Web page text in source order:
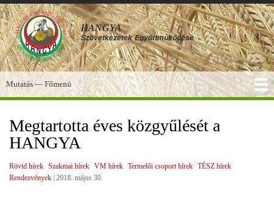
Ugrás
a
tartalomra
HANGYA
Szövetkezetek Együttműködése
Főmenü
Mutatás — Főmenü
Megtartotta éves közgyűlését a
HANGYA
Rövid hírek Szakmai hírek VM hírek Termelői csoport hírek TÉSZ hírek
Rendezvények 2018. május 30.